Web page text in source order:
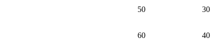
50 30
60 40